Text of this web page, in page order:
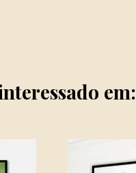
em: